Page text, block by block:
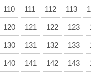
110 111 112 113
120 121 122 123
130 131 132 133
140 141 142 143